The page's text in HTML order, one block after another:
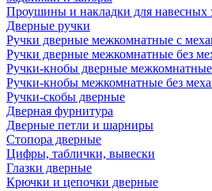
Проушины и накладки для навесных
Дверные ручки
Ручки дверные межкомнатные с
Ручки дверные межкомнатные без
Ручки-кнобы дверные
Ручки-кнобы межкомнатные без
Ручки-скобы дверные
Дверная фурнитура
Дверные петли и шарниры
Стопора дверные
Цифры, таблички, вывески
Глазки дверные
Крючки и цепочки дверные